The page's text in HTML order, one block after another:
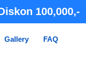
100,000,-
Gallery FAQ